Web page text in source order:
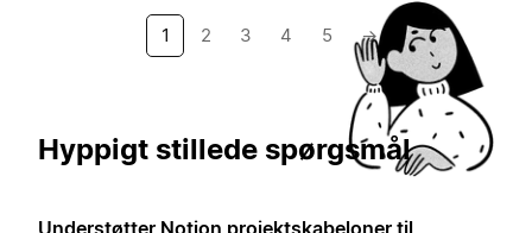
1 2 3 4 5 →
Hyppigt stillede spørgsmål
Understøtter Notion projektskabeloner til